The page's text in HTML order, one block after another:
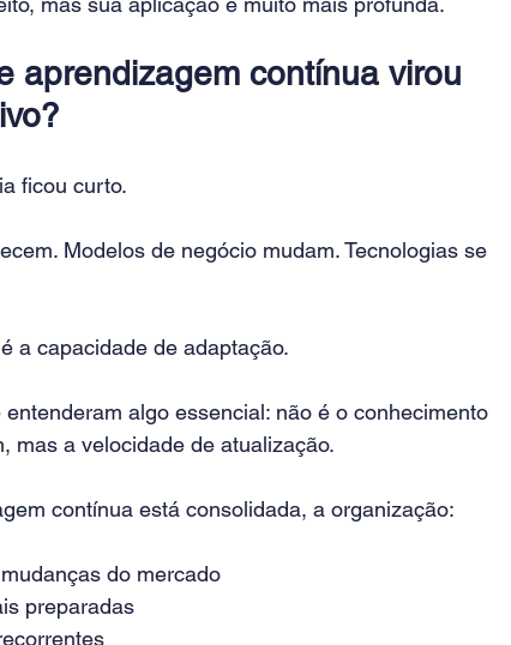
aprendizagem contínua virou
ficou curto.
Modelos de negócio mudam. Tecnologias se
a capacidade de adaptação.
algo essencial: não é o conhecimento
mas a velocidade de atualização.
contínua está consolidada, a organização:
do mercado
preparadas